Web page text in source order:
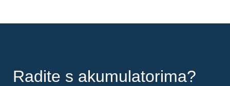
Radite s akumulatorima?